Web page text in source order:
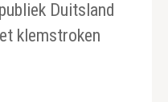
Duitsland
klemstroken